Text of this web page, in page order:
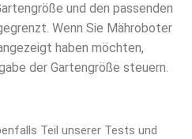
und den passenden
Wenn Sie Mähroboter
haben möchten,
der Gartengröße steuern.
Teil unserer Tests und